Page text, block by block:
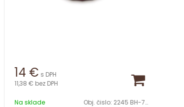
14 € s DPH
11,38 € bez DPH
Na sklade Obj. čislo: 2245 BH-7996